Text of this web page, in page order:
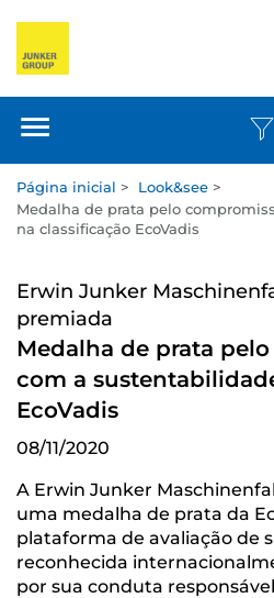
Página inicial > Look&see >
Medalha de prata pelo
na classificação EcoVadis
Erwin Junker
premiada
Medalha de prata
com a
EcoVadis
08/11/2020
A Erwin Junker
uma medalha de prata da
plataforma de avaliação de
reconhecida
por sua conduta